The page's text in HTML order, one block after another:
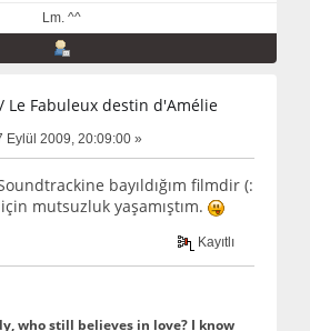
Lm. ^^
Le Fabuleux destin d'Amélie
Eylül 2009, 20:09:00 »
bayıldığım filmdir (:
mutsuzluk yaşamıştım.
Kayıtlı
who still believes in love? I know